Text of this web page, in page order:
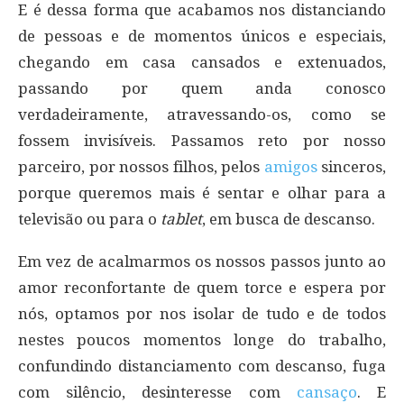
E é dessa forma que acabamos nos distanciando
de pessoas e de momentos únicos e especiais,
chegando em casa cansados e extenuados,
passando por quem anda conosco
verdadeiramente, atravessando-os, como se
fossem invisíveis. Passamos reto por nosso
parceiro, por nossos filhos, pelos amigos sinceros,
porque queremos mais é sentar e olhar para a
televisão ou para o tablet, em busca de descanso.
Em vez de acalmarmos os nossos passos junto ao
amor reconfortante de quem torce e espera por
nós, optamos por nos isolar de tudo e de todos
nestes poucos momentos longe do trabalho,
confundindo distanciamento com descanso, fuga
com silêncio, desinteresse com cansaço. E